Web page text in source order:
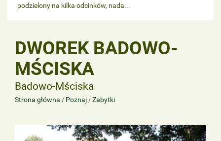
podzielony na kilka odcinków, nada...
DWOREK BADOWO-
MŚCISKA
Badowo-Mściska
Strona główna / Poznaj / Zabytki